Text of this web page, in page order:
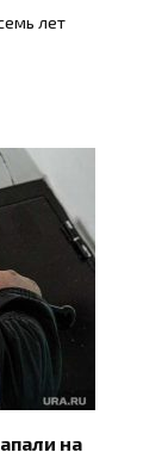
лет
на